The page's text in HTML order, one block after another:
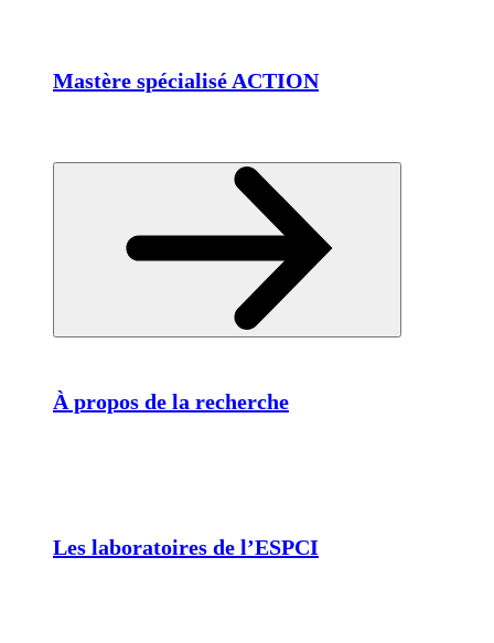
Mastère spécialisé ACTION
À propos de la recherche
Les laboratoires de l’ESPCI